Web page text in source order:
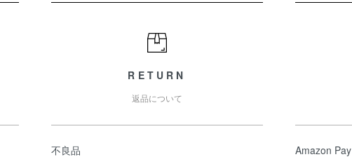
RETURN
返品について
不良品
Amazon Pay